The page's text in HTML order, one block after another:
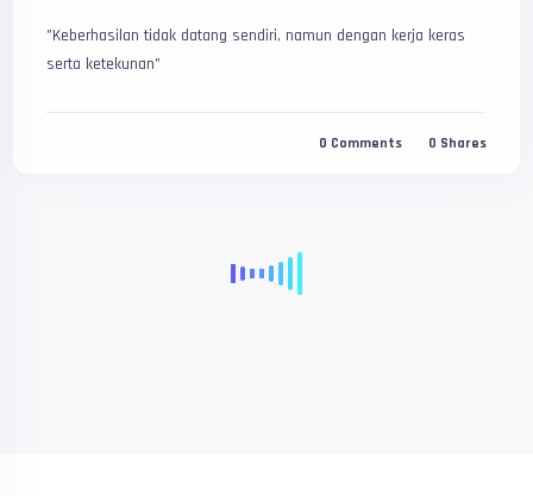
"Keberhasilan tidak datang sendiri, namun dengan kerja keras
serta ketekunan"
0 Comments 0 Shares